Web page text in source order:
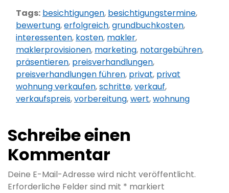
Tags: besichtigungen, besichtigungstermine,
bewertung,erfolgreich,grundbuchkosten,
interessenten, kosten, makler,
maklerprovisionen, marketing, notargebühren,
präsentieren, preisverhandlungen,
preisverhandlungen führen, privat, privat
wohnung verkaufen,schritte,verkauf,
verkaufspreis,vorbereitung,wert,wohnung
Schreibe einen
Kommentar
Deine E-Mail-Adresse wird nicht veröffentlicht.
Erforderliche Felder sind mit * markiert